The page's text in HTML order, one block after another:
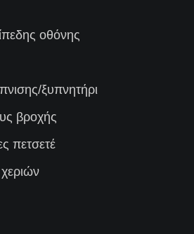
οθόνης
ξυπνητήρι
βροχής
πετσετέ